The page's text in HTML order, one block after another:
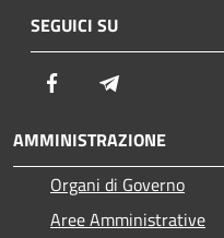
SEGUICI SU
Facebook
AMMINISTRAZIONE
Organi di Governo
Aree Amministrative